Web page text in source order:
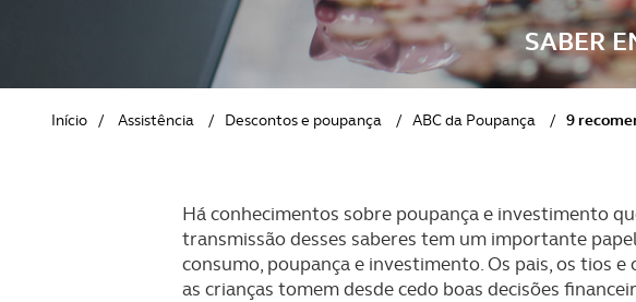
GOLFE
SOBRE O ACP SEGUROS SABER
Início / Assistência / Descontos e poupança / ABC da Poupança / 9
Há conhecimentos sobre poupança e investimento
transmissão desses saberes tem um importante
consumo, poupança e investimento. Os pais, os tios
as crianças tomem desde cedo boas decisões